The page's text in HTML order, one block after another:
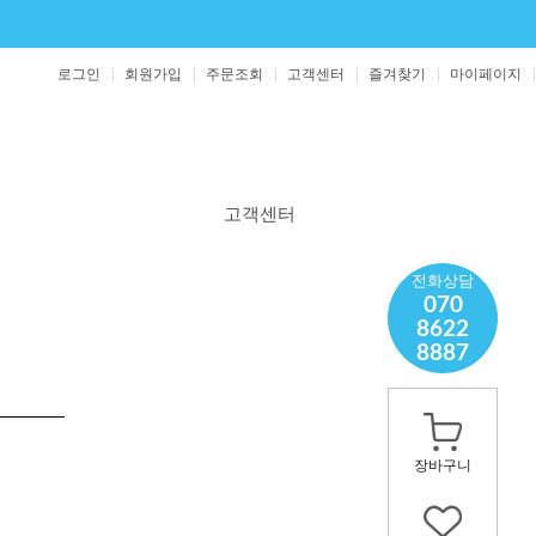
전화상담
070
8622
8887
장바구니
로그인 회원가입 주문조회 고객센터 즐겨찾기 마이페이지
고객센터